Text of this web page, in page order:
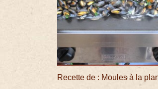
Recette de : Moules à la